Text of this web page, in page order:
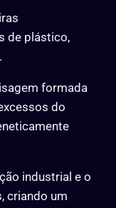
de plástico,
formada
do
industrial e o
criando um